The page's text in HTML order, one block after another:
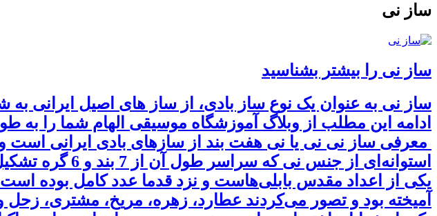
ساز نی
ساز نی را بیشتر بشناسید
ساز نی به عنوان یک نوع ساز بادی، از ساز های اصیل ایرانی به
ادامه این مطلب از وبلاگ آموزشگاه موسیقی الهام شما را به
معرفی ساز نی نی یا نی هفت بند از سازهای بادی ایرانی
یکی از اعداد مقدس بابلی‌هاست و نزد قدما عدد کامل بوده است.